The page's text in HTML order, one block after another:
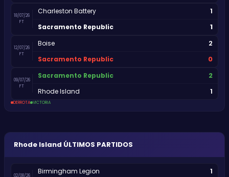
18/07/26
FT
Charleston Battery 1
Sacramento Republic 1
12/07/26
FT
Boise 2
Sacramento Republic 0
09/07/26
FT
Sacramento Republic 2
Rhode Island 1
DERROTA VICTORIA
Rhode Island ÚLTIMOS PARTIDOS
02/08/26
Birmingham Legion 1